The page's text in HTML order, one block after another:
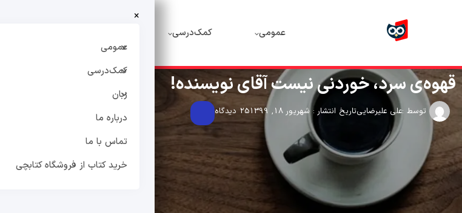
عمومی کمک‌درسی
×
عمومی
کمک‌درسی
زبان
درباره ما
تماس با ما
خرید کتاب از فروشگاه کتابچی
قهوه‌ی سرد، خوردنی نیست آقای نویسنده!
توسط :علی علیرضاییتاریخ انتشار : شهریور 18, 1399 25 دیدگاه